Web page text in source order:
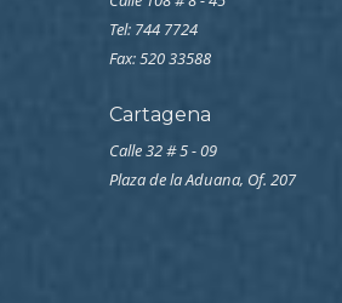
Tel: 744 7724
Fax: 520 33588
Cartagena
Calle 32 # 5 - 09
Plaza de la Aduana, Of. 207